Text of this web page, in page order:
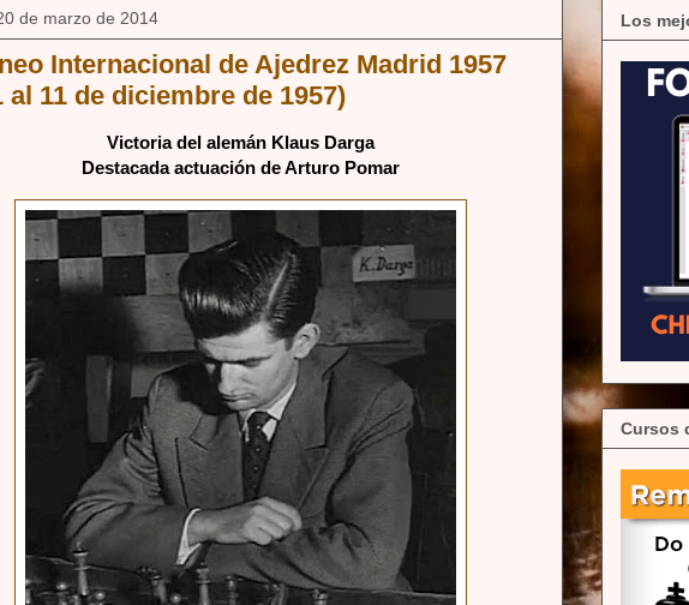
de marzo de 2014
Internacional de Ajedrez Madrid 1957
al 11 de diciembre de 1957)
Victoria del alemán Klaus Darga
Destacada actuación de Arturo Pomar
Los
Cursos